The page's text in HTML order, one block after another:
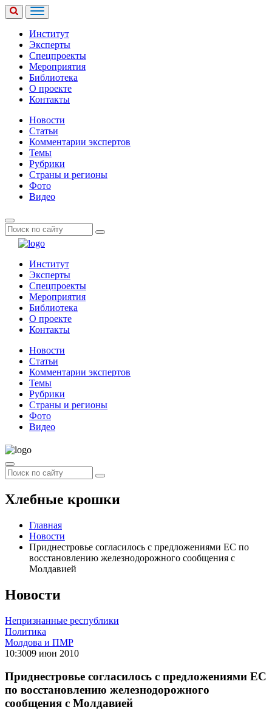
Институт
Эксперты
Спецпроекты
Мероприятия
Библиотека
О проекте
Контакты
Новости
Статьи
Комментарии экспертов
Темы
Рубрики
Страны и регионы
Фото
Видео
Институт
Эксперты
Спецпроекты
Мероприятия
Библиотека
О проекте
Контакты
Новости
Статьи
Комментарии экспертов
Темы
Рубрики
Страны и регионы
Фото
Видео
Хлебные крошки
Главная
Новости
Приднестровье согласилось с предложениями ЕС по
восстановлению железнодорожного сообщения с
Молдавией
Новости
Непризнанные республики
Политика
Молдова и ПМР
10:3009 июн 2010
Приднестровье согласилось с предложениями ЕС
по восстановлению железнодорожного
сообщения с Молдавией